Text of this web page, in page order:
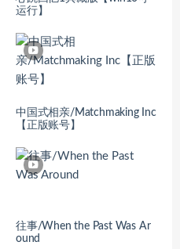
运行】
中国式相亲/Matchmaking Inc
【正版账号】
往事/When the Past Was Ar
ound